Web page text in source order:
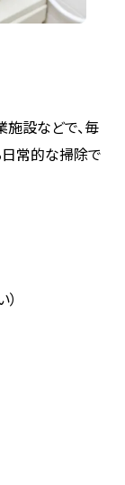
施設などで、毎
常的な掃除で